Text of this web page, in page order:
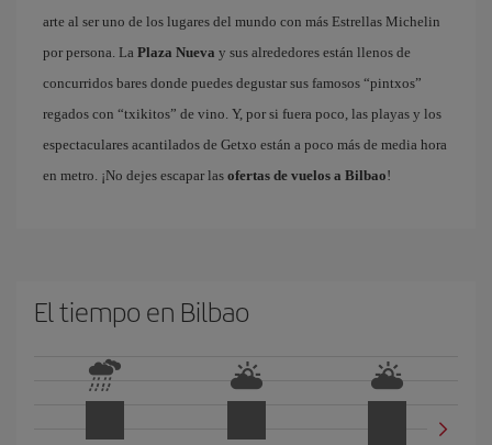
arte al ser uno de los lugares del mundo con más Estrellas Michelin
por persona. La Plaza Nueva y sus alrededores están llenos de
concurridos bares donde puedes degustar sus famosos “pintxos”
regados con “txikitos” de vino. Y, por si fuera poco, las playas y los
espectaculares acantilados de Getxo están a poco más de media hora
en metro. ¡No dejes escapar las ofertas de vuelos a Bilbao!
El tiempo en Bilbao